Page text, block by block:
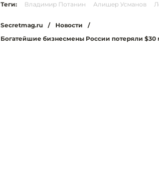
Теги: Владимир Потанин Алишер Усманов
Secretmag.ru / Новости
/
Богатейшие бизнесмены России потеряли $30